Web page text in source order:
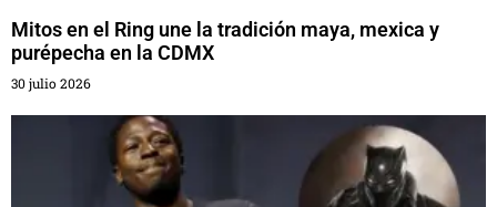
Mitos en el Ring une la tradición maya, mexica y
purépecha en la CDMX
30 julio 2026